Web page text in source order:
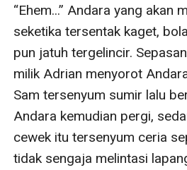
“Ehem...” Andara yang akan
seketika tersentak kaget,
pun jatuh tergelincir.
milik Adrian menyorot
Sam tersenyum sumir lalu
Andara kemudian pergi,
cewek itu tersenyum ceria
tidak sengaja melintasi